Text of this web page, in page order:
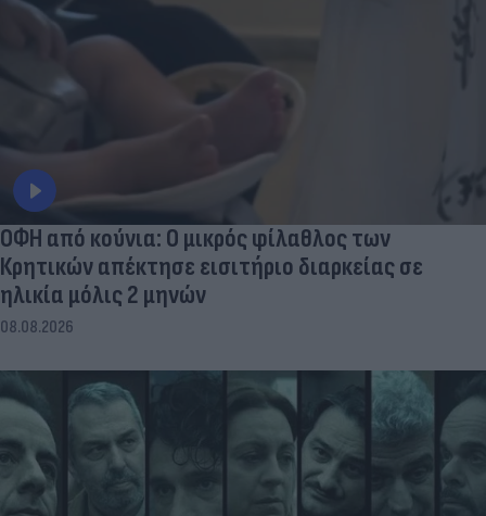
ΟΦΗ από κούνια: Ο μικρός φίλαθλος των
Κρητικών απέκτησε εισιτήριο διαρκείας σε
ηλικία μόλις 2 μηνών
08.08.2026